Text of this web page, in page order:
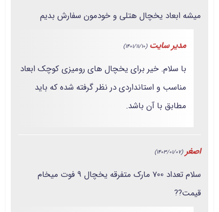
میشه ابعاد یخچال هتلی و خودمون سفارش بدیم
مدیر سایت (1401/11/10)
با سلام. خیر برای یخچال های رومیزی کوچک ابعاد
مناسب و استانداردی در نظر گرفته شده که باید
مطابق با آن باشد.
اصغر (1403/01/07)
سلام تعداد 700 مارک متفرقه یخچال 9 فوت میخام
قیمت??